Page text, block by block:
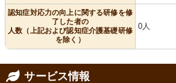
認知症対応力の向上に関する研修を修
了した者の
人数（上記および認知症介護基礎研修
を除く）
0人
サービス情報